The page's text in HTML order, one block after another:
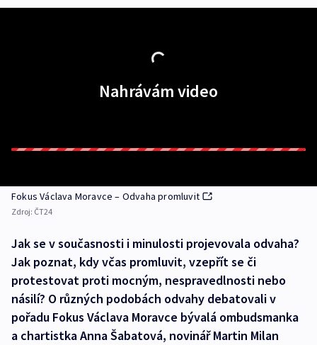
Nahrávám video
Fokus Václava Moravce – Odvaha promluvit
Zdroj: ČT24
Jak se v současnosti i minulosti projevovala odvaha?
Jak poznat, kdy včas promluvit, vzepřít se či
protestovat proti mocným, nespravedlnosti nebo
násilí? O různých podobách odvahy debatovali v
pořadu Fokus Václava Moravce bývalá ombudsmanka
a chartistka Anna Šabatová, novinář Martin Milan